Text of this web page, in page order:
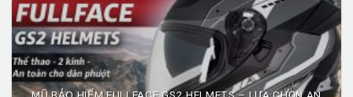
MŨ BẢO HIỂM FULLFACE GS2 HELMETS – LỰA CHỌN AN